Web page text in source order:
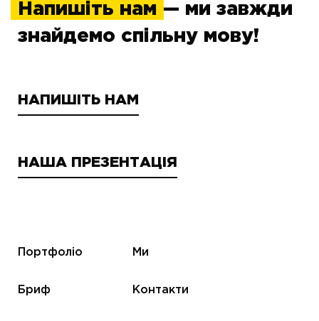
Напишіть нам — ми завжди
знайдемо спільну мову!
НАПИШІТЬ НАМ
НАША ПРЕЗЕНТАЦІЯ
Портфоліо
Бриф
Ми
Контакти